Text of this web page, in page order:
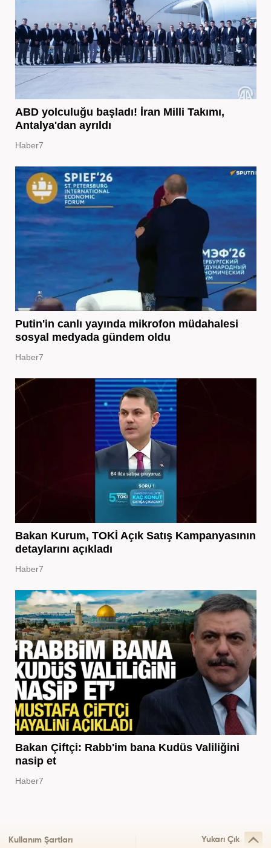
ABD yolculuğu başladı! İran Milli Takımı,
Antalya'dan ayrıldı
Haber7
Putin'in canlı yayında mikrofon müdahalesi
sosyal medyada gündem oldu
Haber7
Bakan Kurum, TOKİ Açık Satış Kampanyasının
detaylarını açıkladı
Haber7
Bakan Çiftçi: Rabb'im bana Kudüs Valiliğini
nasip et
Haber7
Kullanım Şartları Yukarı Çık